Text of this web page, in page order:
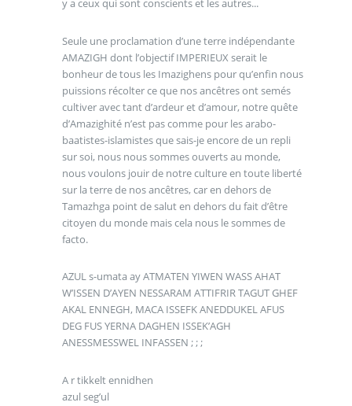
y a ceux qui sont conscients et les autres...
Seule une proclamation d’une terre indépendante
AMAZIGH dont l’objectif IMPERIEUX serait le
bonheur de tous les Imazighens pour qu’enfin nous
puissions récolter ce que nos ancêtres ont semés
cultiver avec tant d’ardeur et d’amour, notre quête
d’Amazighité n’est pas comme pour les arabo-
baatistes-islamistes que sais-je encore de un repli
sur soi, nous nous sommes ouverts au monde,
nous voulons jouir de notre culture en toute liberté
sur la terre de nos ancêtres, car en dehors de
Tamazhga point de salut en dehors du fait d’être
citoyen du monde mais cela nous le sommes de
facto.
AZUL s-umata ay ATMATEN YIWEN WASS AHAT
W’ISSEN D’AYEN NESSARAM ATTIFRIR TAGUT GHEF
AKAL ENNEGH, MACA ISSEFK ANEDDUKEL AFUS
DEG FUS YERNA DAGHEN ISSEK’AGH
ANESSMESSWEL INFASSEN ; ; ;
A r tikkelt ennidhen
azul seg’ul